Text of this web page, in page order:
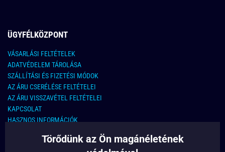
ÜGYFÉLKÖZPONT
VÁSARLÁSI FELTÉTELEK
ADATVÉDELEM TÁROLÁSA
SZÁLLÍTÁSI ÉS FIZETÉSI MÓDOK
AZ ÁRU CSERÉLÉSE FELTÉTELEI
AZ ÁRU VISSZAVÉTEL FELTÉTELEI
KAPCSOLAT
HASZNOS INFORMÁCIÓK
KAPCSOLATTörődünk az Ön magánéletének